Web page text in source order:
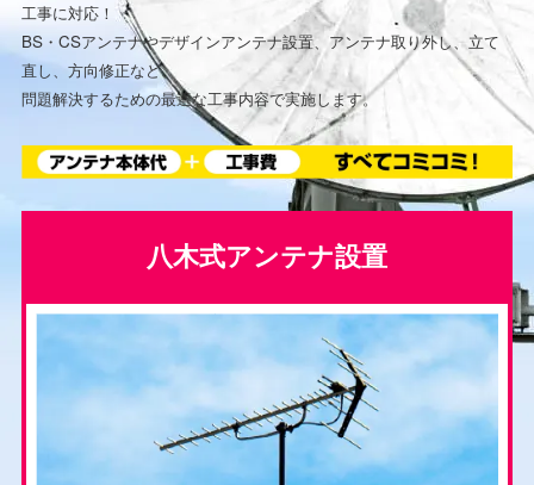
工事に対応！
BS・CSアンテナやデザインアンテナ設置、アンテナ取り外し、立て
直し、方向修正など、
問題解決するための最適な工事内容で実施します。
八木式アンテナ設置